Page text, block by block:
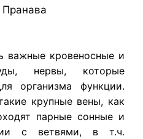
важные кровеносные и
нервы, которые
организма функции.
крупные вены, как
парные сонные и
с ветвями, в т.ч.